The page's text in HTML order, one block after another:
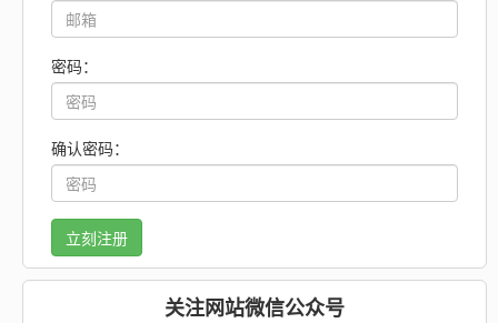
密码：
确认密码：
关注网站微信公众号